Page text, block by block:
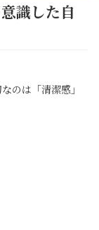
識した自
のは「清潔感」